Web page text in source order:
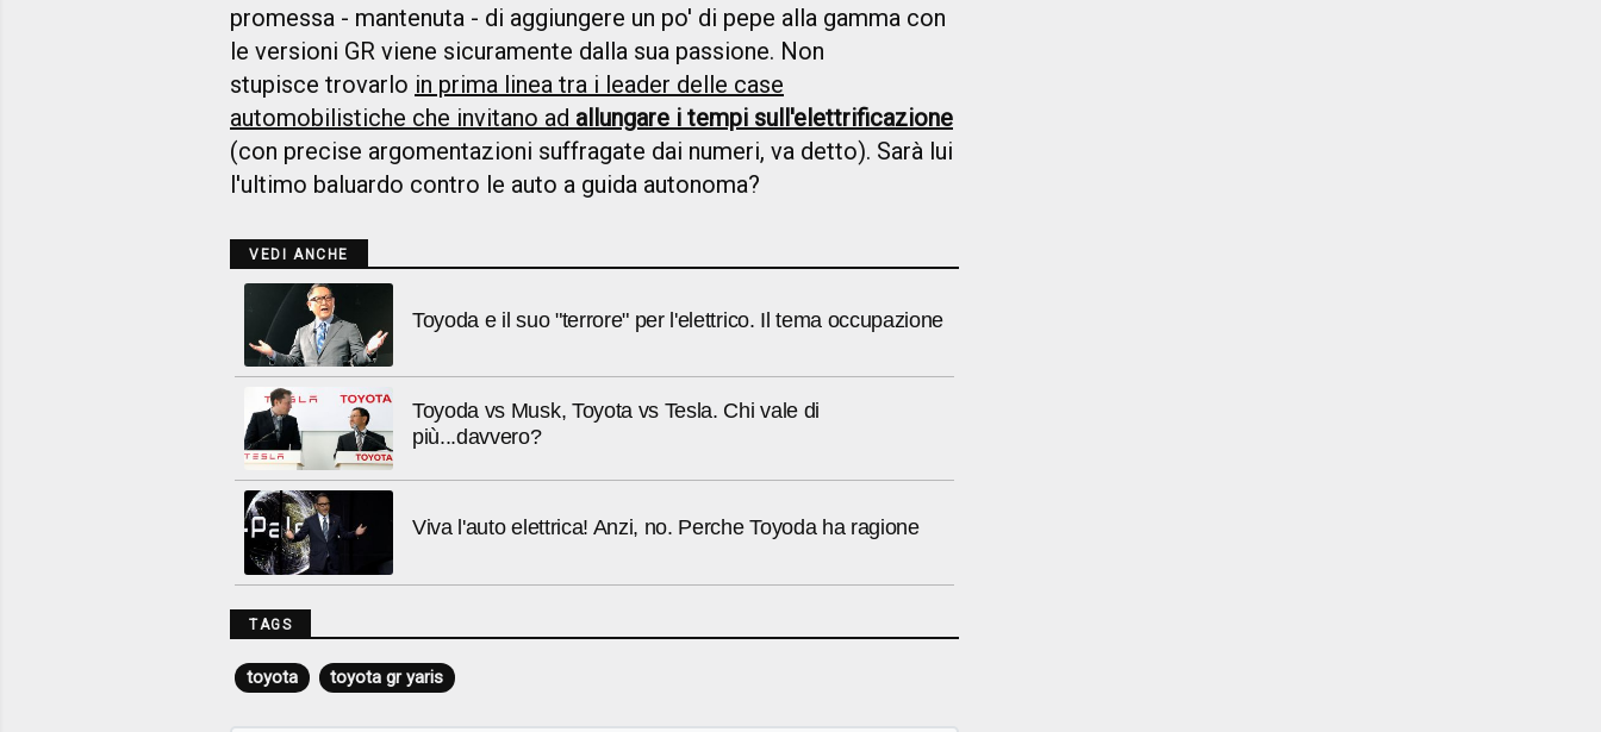
promessa - mantenuta - di aggiungere un po' di pepe alla gamma con
le versioni GR viene sicuramente dalla sua passione. Non
stupisce trovarlo in prima linea tra i leader delle case
automobilistiche che invitano ad allungare i tempi sull'elettrificazione
(con precise argomentazioni suffragate dai numeri, va detto). Sarà lui
l'ultimo baluardo contro le auto a guida autonoma?
VEDI ANCHE
Toyoda e il suo "terrore" per l'elettrico. Il tema occupazione
Toyoda vs Musk, Toyota vs Tesla. Chi vale di
più...davvero?
Viva l'auto elettrica! Anzi, no. Perche Toyoda ha ragione
TAGS
toyota toyota gr yaris